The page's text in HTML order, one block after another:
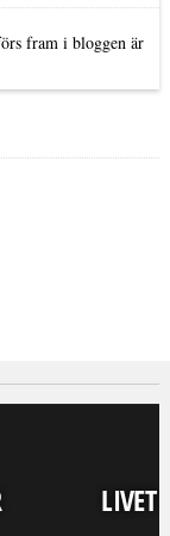
fram i bloggen är
LIVET